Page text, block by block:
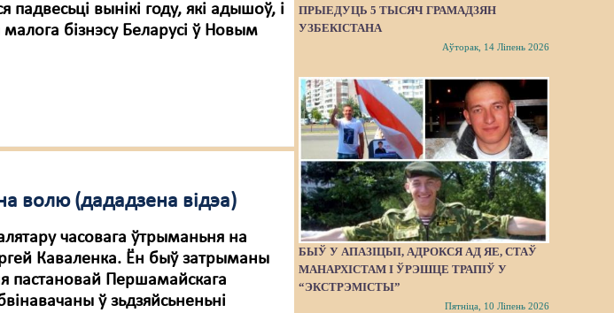
падвесьці вынікі году, які адышоў, і
бізнэсу Беларусі ў Новым
волю (дададзена відэа)
часовага ўтрыманьня на
Каваленка. Ён быў затрыманы
пастановай Першамайскага
ў зьдзяйсьненьні
ПРЫЕДУЦЬ 5 ТЫСЯЧ ГРАМАДЗЯН
УЗБЕКІСТАНА
Аўторак, 14 Ліпень 2026
БЫЎ У АПАЗІЦЫІ, АДРОКСЯ АД ЯЕ, СТАЎ
МАНАРХІСТАМ І ЎРЭШЦЕ ТРАПІЎ У
“ЭКСТРЭМІСТЫ”
Пятніца, 10 Ліпень 2026